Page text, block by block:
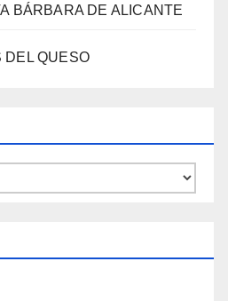
BÁRBARA DE ALICANTE
DEL QUESO